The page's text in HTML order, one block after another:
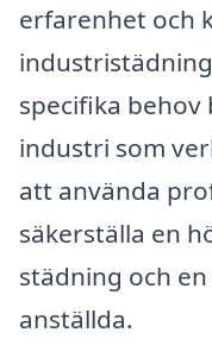
erfarenhet och
specifika behov
industri som
att använda
säkerställa en
städning och
anställda.